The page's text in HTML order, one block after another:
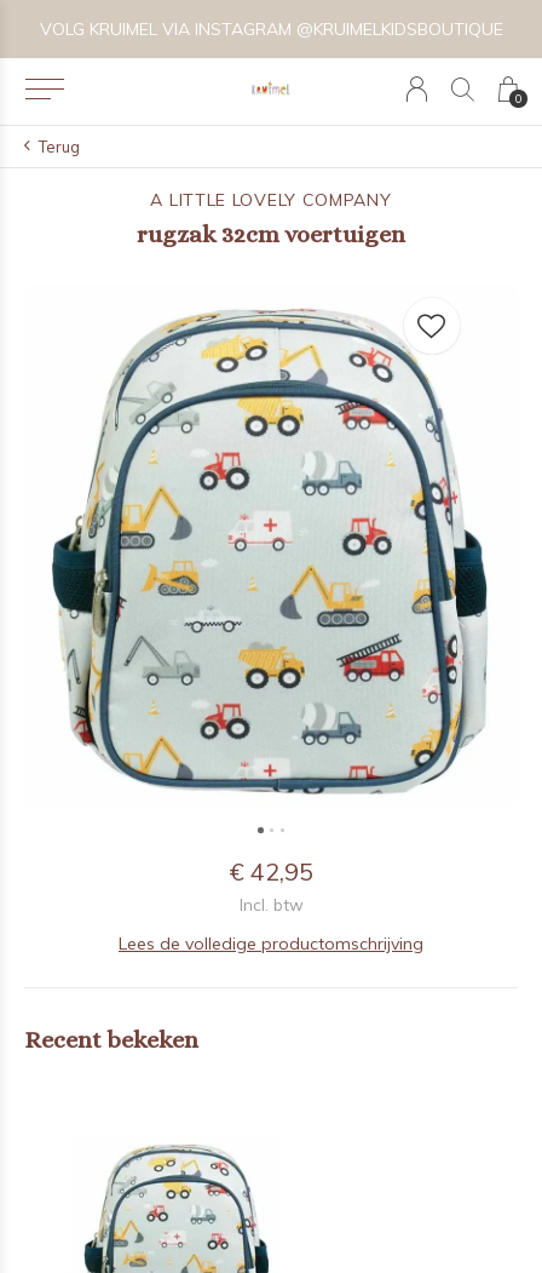
0
VOLG KRUIMEL VIA INSTAGRAM @KRUIMELKIDSBOUTIQUE
Terug
A LITTLE LOVELY COMPANY
rugzak 32cm voertuigen
€ 42,95
Incl. btw
Lees de volledige productomschrijving
Recent bekeken